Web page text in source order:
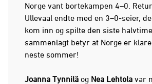
Norge vant bortekampen 4–0.
Ullevaal endte med en 3–0-seier,
kom inn og spilte den siste
sammenlagt betyr at Norge er
neste sommer!
Joanna Tynnilä og Nea Lehtola var